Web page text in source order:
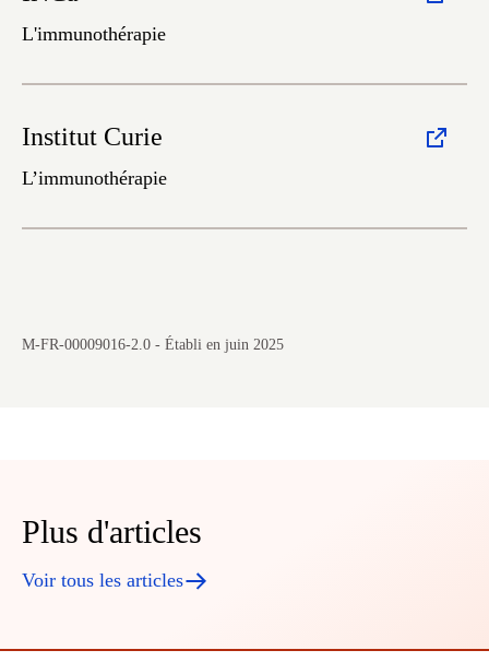
L'immunothérapie
Institut Curie
L’immunothérapie
M-FR-00009016-2.0 - Établi en juin 2025
Plus d'articles
Voir tous les articles